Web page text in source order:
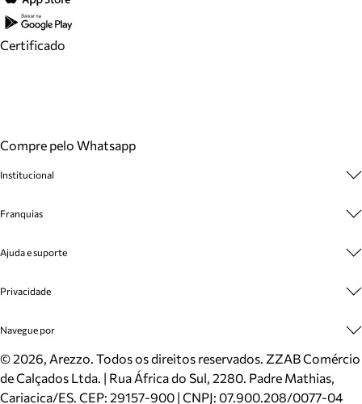
Certificado
Compre pelo Whatsapp
Institucional
Cashback
Venda Corporativa
Mapa do Site
Inverno
Mundo Arezzo
Franquias
Plano de Negócio
Ajuda e suporte
Cadastro
Meus Pedidos
Trocas e Devoluções
Cartão Presente
Localizador de lojas
Privacidade
Politica e Privacidade
Navegue por
Sapatos
Bolsas
Scarpins
©2026, Arezzo. Todos os direitos reservados. ZZAB Comércio
de Calçados Ltda. | Rua África do Sul, 2280. Padre Mathias,
Cariacica/ES. CEP: 29157-900 | CNPJ: 07.900.208/0077-04